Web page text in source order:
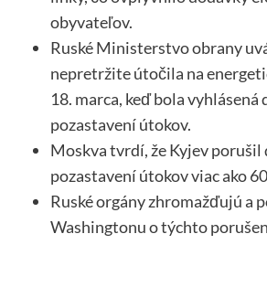
obyvateľov.
Ruské Ministerstvo obrany
nepretržite útočila na
18. marca, keď bola vyhlásená
pozastavení útokov.
Moskva tvrdí, že Kyjev porušil
pozastavení útokov viac ako
Ruské orgány zhromažďujú a
Washingtonu o týchto